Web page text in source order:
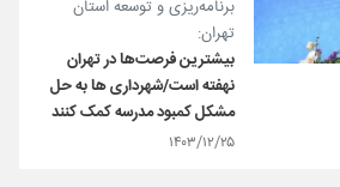
برنامه‌ریزی و توسعه استان
تهران:
بیشترین فرصت‌ها در تهران
نهفته است/شهرداری ها به حل
مشکل کمبود مدرسه کمک کنند
۱۴۰۳/۱۲/۲۵